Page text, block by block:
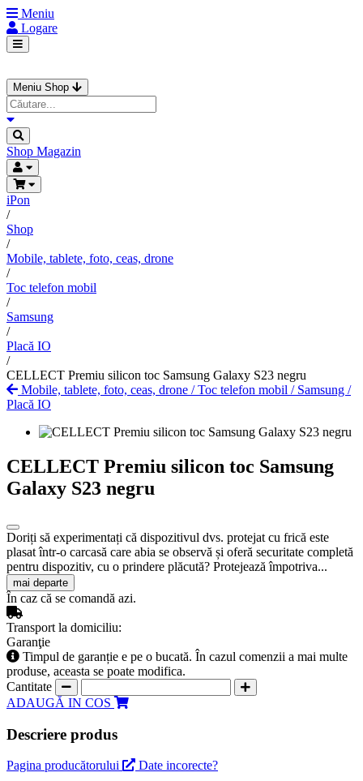
Meniu
Logare
Meniu Shop
Shop Magazin
iPon
/
Shop
/
Mobile, tablete, foto, ceas, drone
/
Toc telefon mobil
/
Samsung
/
Placă IO
/
CELLECT Premiu silicon toc Samsung Galaxy S23 negru
Mobile, tablete, foto, ceas, drone /Toc telefon mobil / Samsung /
Placă IO
CELLECT Premiu silicon toc Samsung
Galaxy S23 negru
Doriți să experimentați că dispozitivul dvs. protejat cu frică este
plasat într-o carcasă care abia se observă și oferă securitate completă
pentru dispozitiv, cu o prindere plăcută? Protejează împotriva...
mai departe
În caz că se comandă azi.
Transport la domiciliu:
Garanţie
Timpul de garanție e pe o bucată. În cazul comenzii a mai multe
produse, aceasta se poate modifica.
Cantitate
ADAUGĂ IN COS
Descriere produs
Pagina producătorului Date incorecte?